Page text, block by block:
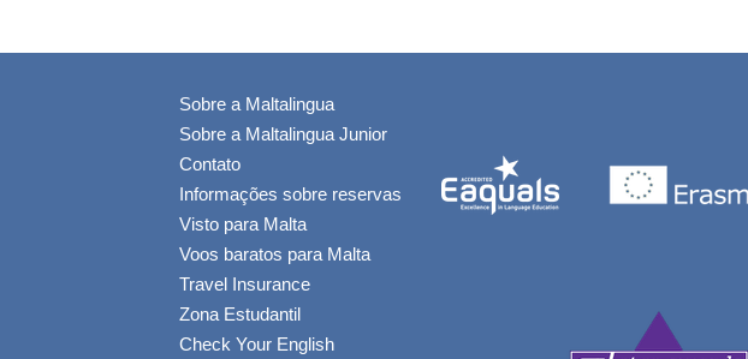
Sobre a Maltalingua
Sobre a Maltalingua Junior
Contato
Informações sobre reservas
Visto para Malta
Voos baratos para Malta
Travel Insurance
Zona Estudantil
Check Your English